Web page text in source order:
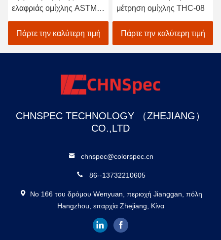
ελαφριάς ομίχλης ASTM
D1003
Πάρτε την καλύτερη τιμή
μέτρηση ομίχλης THC-08
Πάρτε την καλύτερη τιμή
CHNSPEC TECHNOLOGY （ZHEJIANG）
CO.,LTD
chnspec@colorspec.cn
86--13732210605
Νο 166 του δρόμου Wenyuan, περιοχή Jianggan, πόλη
Hangzhou, επαρχία Zhejiang, Κίνα